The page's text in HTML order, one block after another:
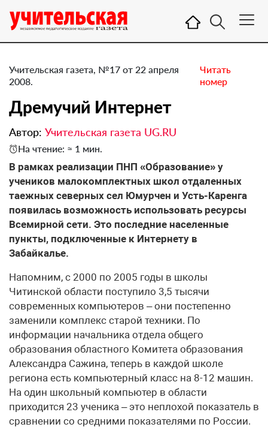
Учительская газета, №17 от 22 апреля
2008.
Читать
номер
Дремучий Интернет
Автор: Учительская газета UG.RU
На чтение: ≈ 1 мин.
В рамках реализации ПНП «Образование» у
учеников малокомплектных школ отдаленных
таежных северных сел Юмурчен и Усть-Каренга
появилась возможность использовать ресурсы
Всемирной сети. Это последние населенные
пункты, подключенные к Интернету в
Забайкалье.
Напомним, с 2000 по 2005 годы в школы
Читинской области поступило 3,5 тысячи
современных компьютеров – они постепенно
заменили комплекс старой техники. По
информации начальника отдела общего
образования областного Комитета образования
Александра Сажина, теперь в каждой школе
региона есть компьютерный класс на 8-12 машин.
На один школьный компьютер в области
приходится 23 ученика – это неплохой показатель в
сравнении со средними показателями по России.